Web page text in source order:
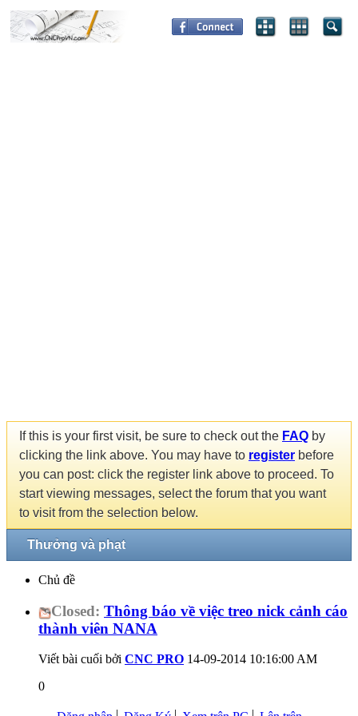
If this is your first visit, be sure to check out the FAQ by
clicking the link above. You may have to register before
you can post: click the register link above to proceed. To
start viewing messages, select the forum that you want
to visit from the selection below.
Thưởng và phạt
Chủ đề
Closed: Thông báo về việc treo nick cảnh cáo
thành viên NANA
Viết bài cuối bởi CNC PRO 14-09-2014 10:16:00 AM
0